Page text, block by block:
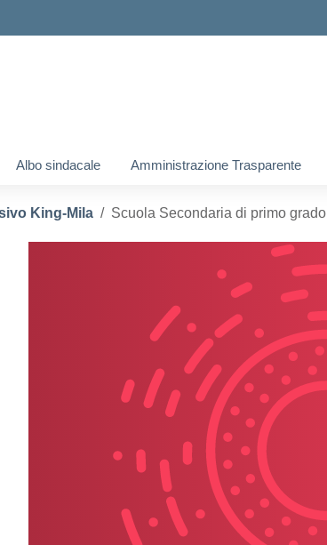
Albo sindacale Amministrazione Trasparente
King-Mila Scuola Secondaria di primo grado